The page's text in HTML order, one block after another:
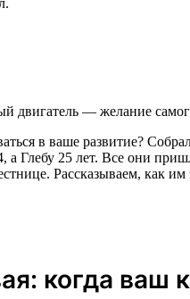
двигатель — желание
в ваше развитие?
25 лет. Все они
Рассказываем, как
когда ваш